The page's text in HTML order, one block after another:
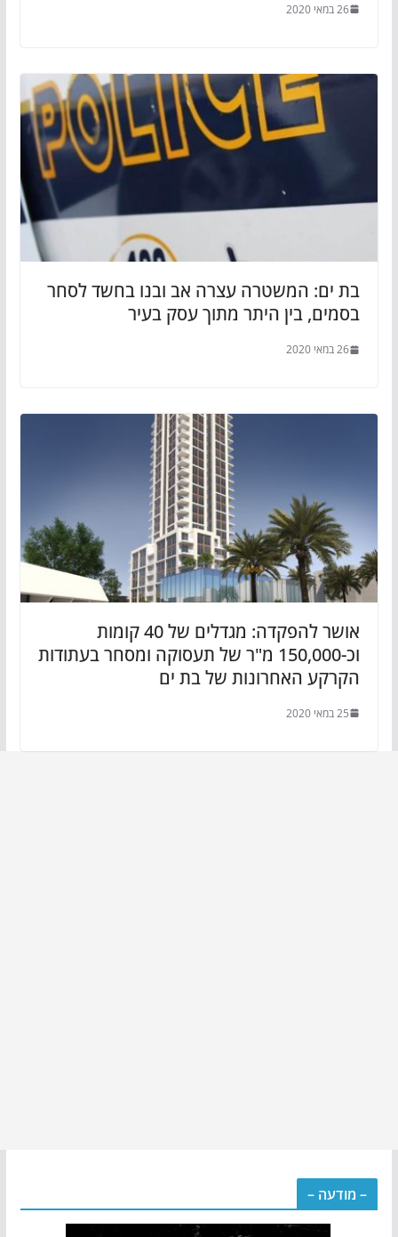
26 במאי 2020
בת ים: המשטרה עצרה אב ובנו בחשד לסחר
בסמים, בין היתר מתוך עסק בעיר
26 במאי 2020
אושר להפקדה: מגדלים של 40 קומות
וכ-150,000 מ"ר של תעסוקה ומסחר בעתודות
הקרקע האחרונות של בת ים
25 במאי 2020
– מודעה –